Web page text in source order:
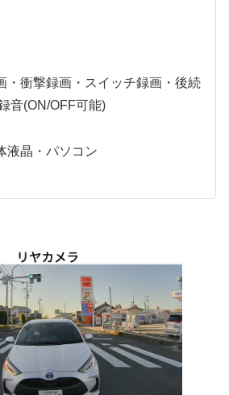
・衝撃録画・スイッチ録画・後続
音(ON/OFF可能)
液晶・パソコン